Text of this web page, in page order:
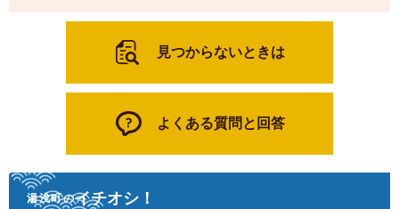
見つからないときは
よくある質問と回答
湯浅町のイチオシ！